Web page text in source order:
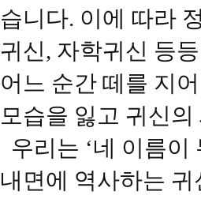
습니다. 이에 따라
귀신, 자학귀신 등
어느 순간 떼를 지
모습을 잃고 귀신
우리는 ‘네 이름이
내면에 역사하는